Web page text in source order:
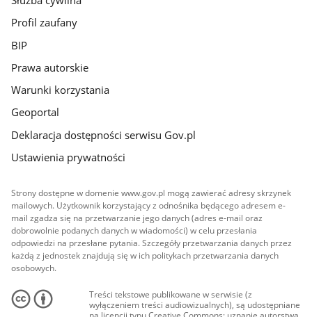
Profil zaufany
BIP
Prawa autorskie
Warunki korzystania
Geoportal
Deklaracja dostępności serwisu Gov.pl
Ustawienia prywatności
Strony dostępne w domenie www.gov.pl mogą zawierać adresy skrzynek
mailowych. Użytkownik korzystający z odnośnika będącego adresem e-
mail zgadza się na przetwarzanie jego danych (adres e-mail oraz
dobrowolnie podanych danych w wiadomości) w celu przesłania
odpowiedzi na przesłane pytania. Szczegóły przetwarzania danych przez
każdą z jednostek znajdują się w ich politykach przetwarzania danych
osobowych.
Treści tekstowe publikowane w serwisie (z
wyłączeniem treści audiowizualnych), są udostępniane